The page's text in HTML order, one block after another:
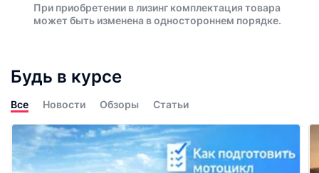
При приобретении в лизинг комплектация товара
может быть изменена в одностороннем порядке.
Будь в курсе
Все Новости Обзоры Статьи